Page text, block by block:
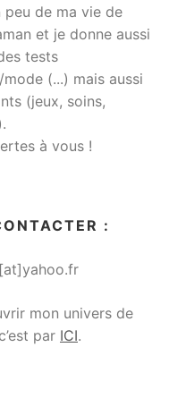
de ma vie de
et je donne aussi
tests
(...) mais aussi
(jeux, soins,
à vous !
:
mon univers de
par ICI.